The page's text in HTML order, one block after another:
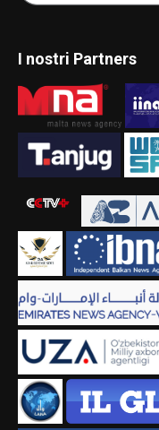
I nostri Partners